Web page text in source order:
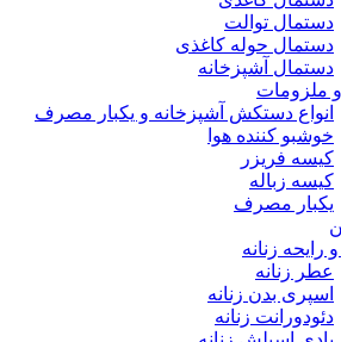
دستمال توالت
دستمال حوله کاغذی
دستمال آشپزخانه
و ملزومات
انواع دستکش آشپزخانه و یکبار مصرف
خوشبو کننده هوا
کیسه فریزر
کیسه زباله
یکبار مصرف
رایحه زنانه
عطر زنانه
اسپری بدن زنانه
دئودورانت زنانه